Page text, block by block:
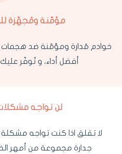
مؤمّنة ومُجهّزة
أفضل أداء، و تُوفّر
لن تواجه
لا تقلق اذا كنت تواجه
جدارة مجموعة من أمهر